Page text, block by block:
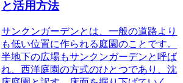
と活用方法
サンクンガーデンとは、一般の道路より
も低い位置に作られる庭園のこと です。
半地下の広場もサンクンガーデンと呼ば
れ、西洋庭園の方式のひとつであり、沈